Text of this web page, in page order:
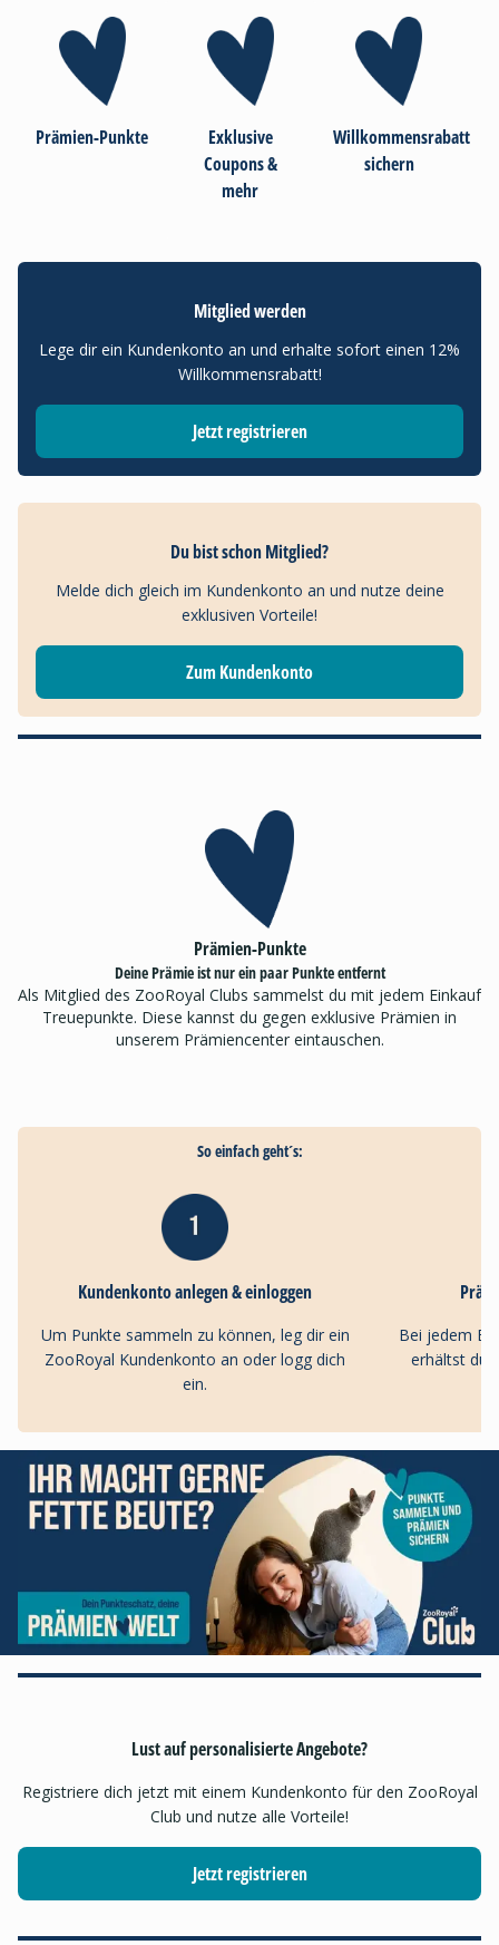
Prämien-Punkte
Exklusive
Coupons &
mehr
Willkommensrabatt
sichern
Mitglied werden
Lege dir ein Kundenkonto an und erhalte sofort einen 12%
Willkommensrabatt!
Jetzt registrieren
Du bist schon Mitglied?
Melde dich gleich im Kundenkonto an und nutze deine
exklusiven Vorteile!
Zum Kundenkonto
Prämien-Punkte
Deine Prämie ist nur ein paar Punkte entfernt
Als Mitglied des ZooRoyal Clubs sammelst du mit jedem Einkauf
Treuepunkte. Diese kannst du gegen exklusive Prämien in
unserem Prämiencenter eintauschen.
So einfach geht´s:
Kundenkonto anlegen & einloggen
Um Punkte sammeln zu können, leg dir ein
ZooRoyal Kundenkonto an oder logg dich
ein.
Bei jedem
erhältst du
Lust auf personalisierte Angebote?
Registriere dich jetzt mit einem Kundenkonto für den ZooRoyal
Club und nutze alle Vorteile!
Jetzt registrieren